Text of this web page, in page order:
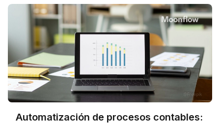
Automatización de procesos contables: